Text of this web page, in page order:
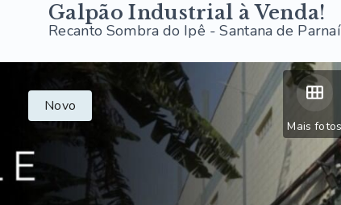
Galpão Industrial à Venda!
Recanto Sombra do Ipê - Santana de
Mais fotos
Novo